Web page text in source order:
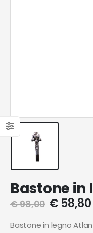
Bastone in
€98,00 €58,80
Bastone in legno